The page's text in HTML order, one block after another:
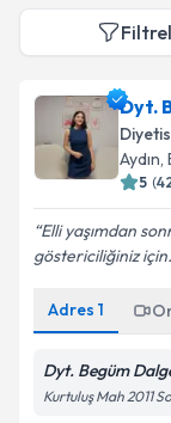
Dyt.
Aydın,
5 (
Elli yaşımdan
göstericiliğiniz
Adres 1
Dyt. Begüm
Kurtuluş Mah 2011